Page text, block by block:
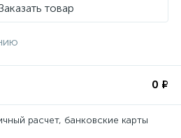
товар
0 ₽
расчет, банковские карты